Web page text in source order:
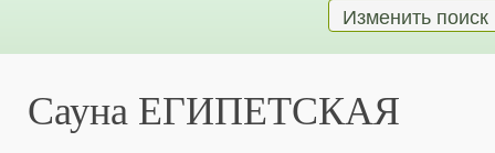
Изменить поиск
Сауна ЕГИПЕТСКАЯ